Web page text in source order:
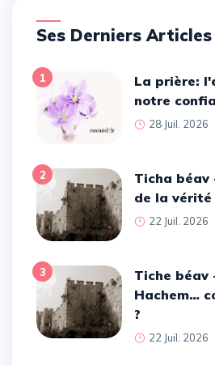
Ses Derniers Articles
1
La prière: l'expression de
notre
28 Juil. 2026
2
Ticha béav - Quand l’amour
de la
22 Juil. 2026
3
Tiche béav - Et toi,
Hachem…
?
22 Juil. 2026